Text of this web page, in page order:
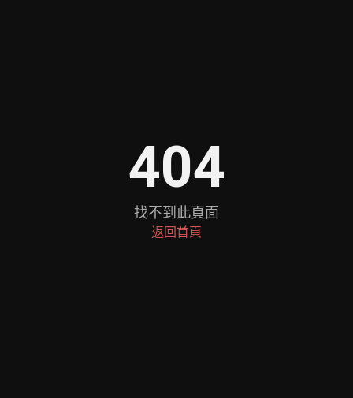
404
找不到此頁面
返回首頁